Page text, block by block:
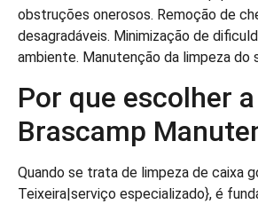
obstruções onerosos. Remoção de
desagradáveis. Minimização de
ambiente. Manutenção da limpeza do
Por que escolher a
Brascamp
Quando se trata de limpeza de caixa
Teixeira|serviço especializado}, é